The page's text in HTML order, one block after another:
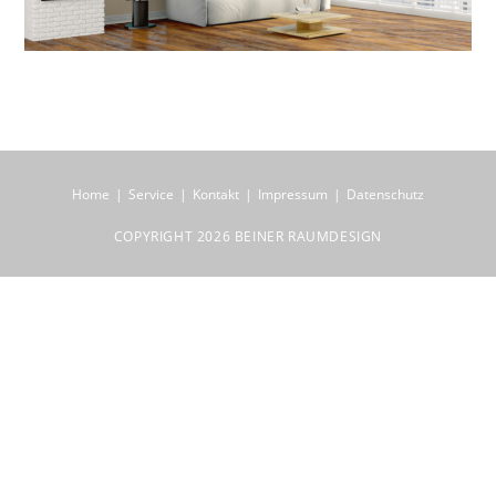
Home Service Kontakt Impressum Datenschutz
COPYRIGHT 2026 BEINER RAUMDESIGN